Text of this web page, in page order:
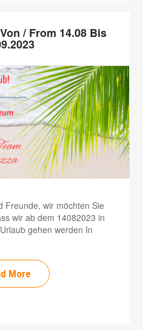
/ From 14.08 Bis
Freunde, wir möchten Sie
wir ab dem 14082023 in
gehen werden In
More